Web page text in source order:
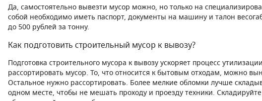
Да, самостоятельно вывезти мусор можно, но только на
собой необходимо иметь паспорт, документы на машину и талон
до 500 рублей за тонну.
Как подготовить строительный мусор к вывозу?
Подготовка строительного мусора к вывозу ускоряет процесс
рассортировать мусор. То, что относится к бытовым отходам, можно
Остальное нужно рассортировать. Более мелкие обломки лучше
одном месте, чтобы не мешать проходу и проезду техники.